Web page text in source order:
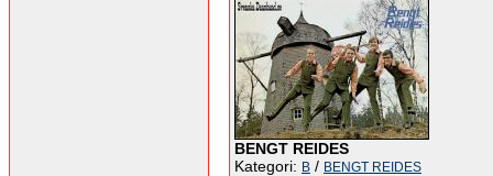
BENGT REIDES
Kategori: B / BENGT REIDES